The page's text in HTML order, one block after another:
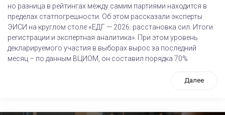
но разница в рейтингах между самим партиями находится в
пределах статпогрешности. Об этом рассказали эксперты
ЭИСИ на круглом столе «ЕДГ — 2026: расстановка сил. Итоги
регистрации и экспертная аналитика». При этом уровень
декларируемого участия в выборах вырос за последний
месяц – по данным ВЦИОМ, он составил порядка 70%
Далее